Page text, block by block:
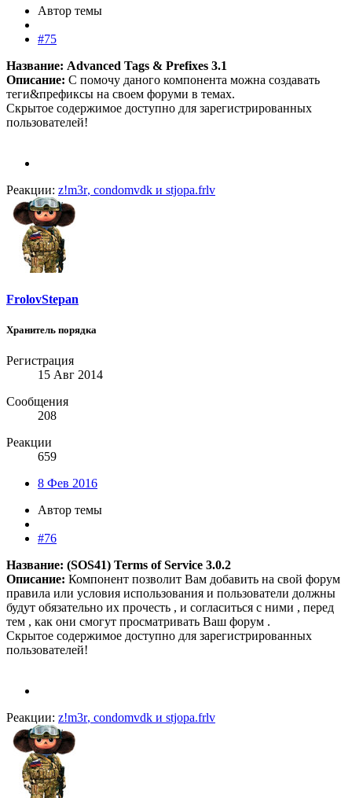
Автор темы
#75
Название: Advanced Tags & Prefixes 3.1
Описание: С помочу даного компонента можна создавать
теги&префиксы на своем форуми в темах.
Скрытое содержимое доступно для зарегистрированных
пользователей!
Реакции: z!m3r, condomvdk и stjopa.frlv
FrolovStepan
Хранитель порядка
Регистрация
15 Авг 2014
Сообщения
208
Реакции
659
8 Фев 2016
Автор темы
#76
Название: (SOS41) Terms of Service 3.0.2
Описание: Компонент позволит Вам добавить на свой форум
правила или условия использования и пользователи должны
будут обязательно их прочесть , и согласиться с ними , перед
тем , как они смогут просматривать Ваш форум .
Скрытое содержимое доступно для зарегистрированных
пользователей!
Реакции: z!m3r, condomvdk и stjopa.frlv